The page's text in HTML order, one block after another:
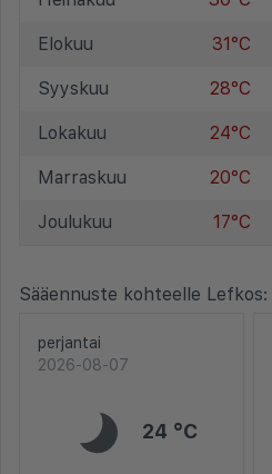
Elokuu 31°C
Syyskuu 28°C
Lokakuu 24°C
Marraskuu 20°C
Joulukuu 17°C
Sääennuste kohteelle Lefkos:
perjantai
2026-08-07
24 °C